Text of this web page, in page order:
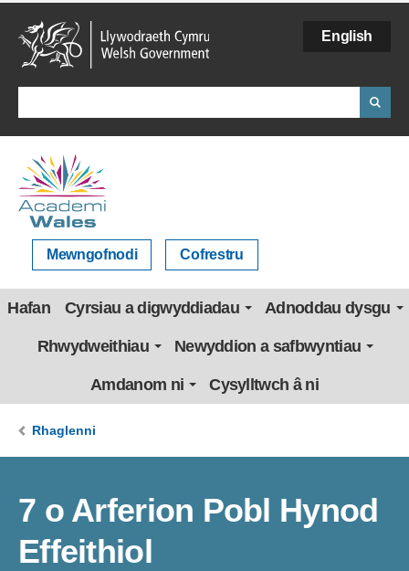
Neidio
i'r
prif
gynnwy
English
Mewngofnodi Cofrestru
Hafan Cyrsiau a digwyddiadau Adnoddau dysgu
Rhwydweithiau Newyddion a safbwyntiau
Amdanom ni Cysylltwch â ni
Rhaglenni
7 o Arferion Pobl Hynod
Effeithiol